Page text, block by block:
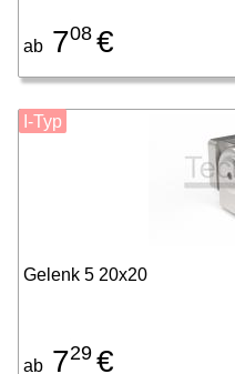
ab 708 €
Gelenk 5 20x20
ab 729 €
I-Typ